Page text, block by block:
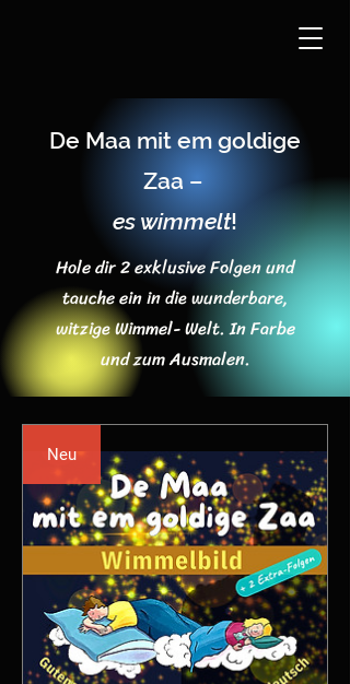
De Maa mit em goldige
Zaa –
es wimmelt!
Hole dir 2 exklusive Folgen und
tauche ein in die wunderbare,
witzige Wimmel- Welt. In Farbe
und zum Ausmalen.
Neu